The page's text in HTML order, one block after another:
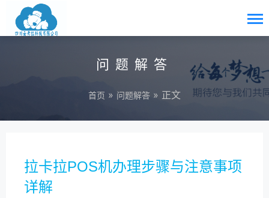
问题解答
首页 » 问题解答 » 正文
拉卡拉POS机办理步骤与注意事项
详解